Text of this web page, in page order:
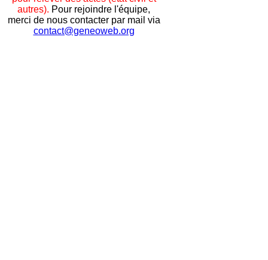
autres). Pour rejoindre l'équipe,
merci de nous contacter par mail via
contact@geneoweb.org